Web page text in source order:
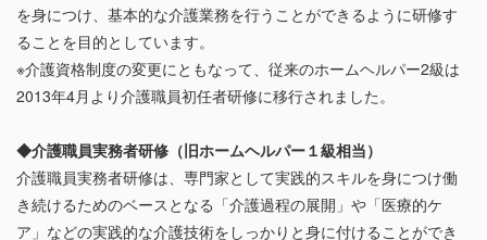
を身につけ、基本的な介護業務を行うことができるように研修す
ることを目的としています。
※介護資格制度の変更にともなって、従来のホームヘルパー2級は
2013年4月より介護職員初任者研修に移行されました。
◆介護職員実務者研修（旧ホームヘルパー１級相当）
介護職員実務者研修は、専門家として実践的スキルを身につけ働
き続けるためのベースとなる「介護過程の展開」や「医療的ケ
ア」などの実践的な介護技術をしっかりと身に付けることができ